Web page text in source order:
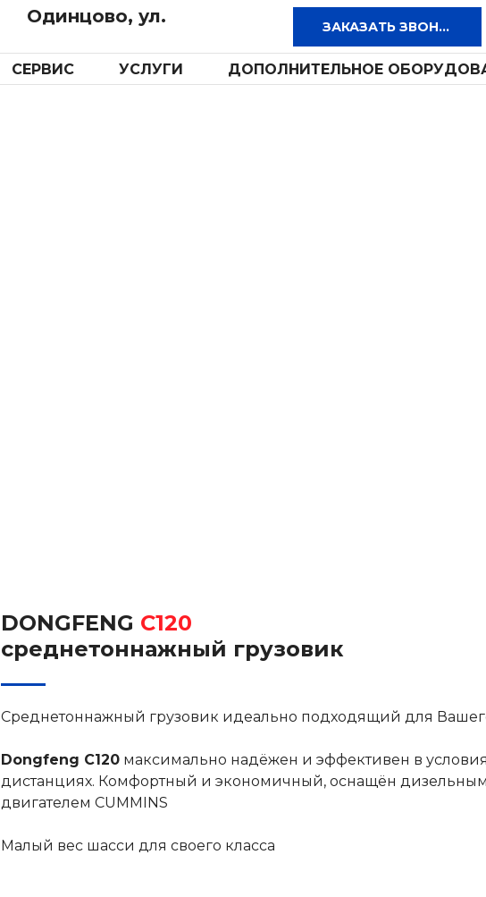
Одинцово, ул.
ЗАКАЗАТЬ ЗВОНОК
СЕРВИС УСЛУГИ ДОПОЛНИТЕЛЬНОЕ
DONGFENG C120
среднетоннажный грузовик
Среднетоннажный грузовик идеально подходящий для
Dongfeng C120 максимально надёжен и эффективен в
дистанциях. Комфортный и экономичный, оснащён
двигателем CUMMINS
Малый вес шасси для своего класса